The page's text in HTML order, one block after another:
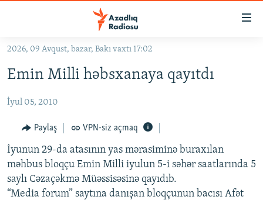
Əsas
qayıt
naviqasiyaya
Axtarışa
keç
KORRUPSIOMETR
#ƏSLINDƏ
FƏRQƏ BAX
QANUNI DOĞRU
ARAŞDIRMA
2026, 09 Avqust, bazar, Bakı vaxtı 17:02
Emin Milli həbsxanaya qayıtdı
İyul 05, 2010
Paylaş VPN-siz açmaq
İyunun 29-da atasının yas mərasiminə buraxılan
məhbus bloqçu Emin Milli iyulun 5-i səhər saatlarında 5
saylı Cəzaçəkmə Müəssisəsinə qayıdıb.
“Media forum” saytına danışan bloqçunun bacısı Afət